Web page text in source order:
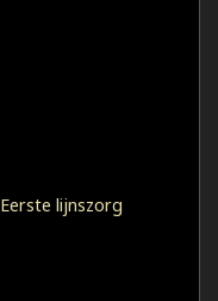
lijnszorg